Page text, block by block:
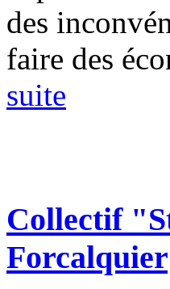
des
faire des
suite
Collectif
Forcalquier